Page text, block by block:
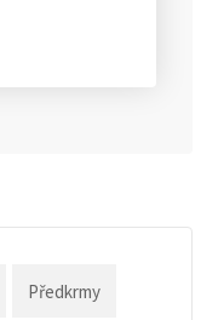
Předkrmy